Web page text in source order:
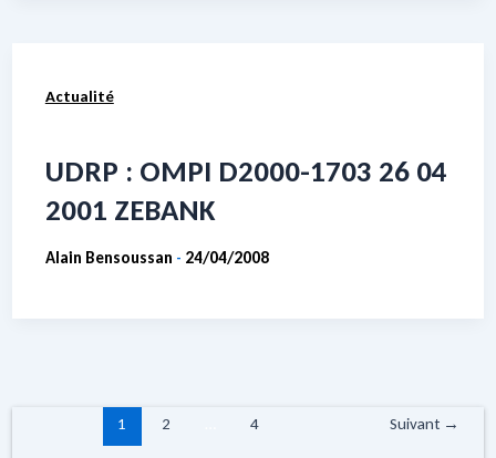
Actualité
UDRP : OMPI D2000-1703 26 04
2001 ZEBANK
Alain Bensoussan - 24/04/2008
1 2 4 Suivant →